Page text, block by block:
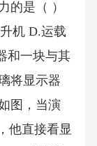
的是（ ）
机 D.运载
和一块与其
将显示器
图，当演
他直接看显